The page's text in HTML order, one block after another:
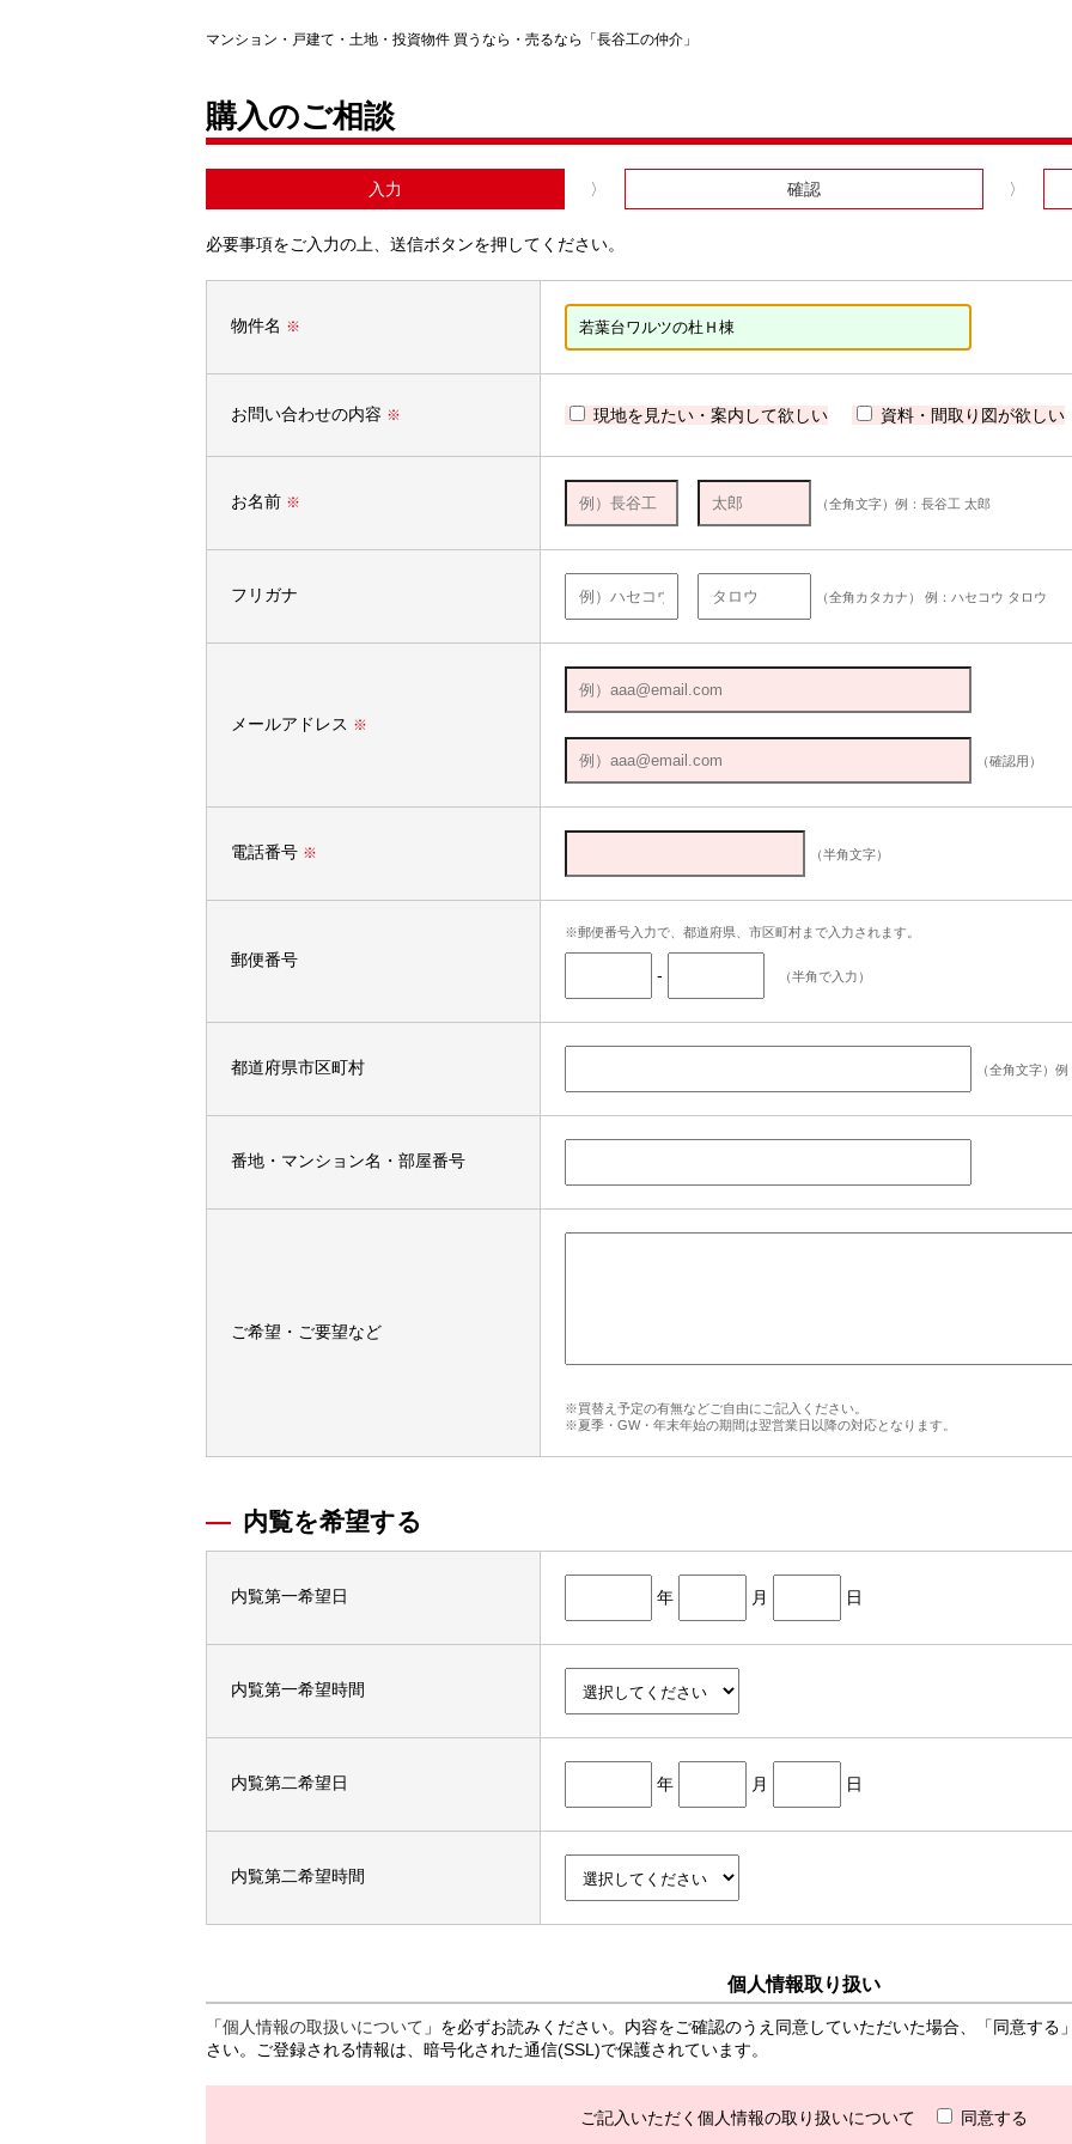
マンション・戸建て・土地・投資物件 買うなら・売るなら「長谷工の仲介」
購入のご相談
入力 確認
必要事項をご入力の上、送信ボタンを押してください。
物件名 ※
お問い合わせの内容 ※ 現地を見たい・案内して欲しい 資料・間取り図が欲しい
お名前 ※ （全角文字）例：長谷工 太郎
フリガナ （全角カタカナ） 例：ハセコウ タロウ
メールアドレス ※
（確認用）
電話番号 ※ （半角文字）
郵便番号
※郵便番号入力で、都道府県、市区町村まで入力されます。
- （半角で入力）
都道府県市区町村 （全角文字）
番地・マンション名・部屋番号
ご希望・ご要望など
※買替え予定の有無などご自由にご記入ください。
※夏季・GW・年末年始の期間は翌営業日以降の対応となります。
内覧を希望する
内覧第一希望日 年 月 日
内覧第一希望時間
内覧第二希望日 年 月 日
内覧第二希望時間
個人情報取り扱い
「個人情報の取扱いについて 」を必ずお読みください。内容をご確認のうえ同意していただいた場合、「同意す
さい。ご登録される情報は、暗号化された通信(SSL)で保護されています。
ご記入いただく個人情報の取り扱いについて 同意する